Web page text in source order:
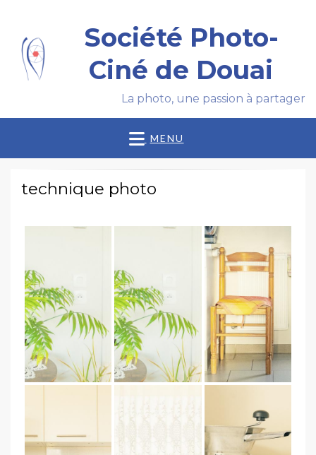
Société Photo-
Ciné de Douai
La photo, une passion à partager
MENU
technique photo